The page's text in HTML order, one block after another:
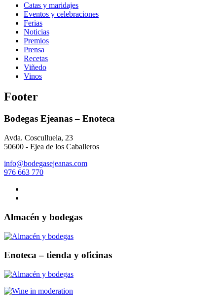
Catas y maridajes
Eventos y celebraciones
Ferias
Noticias
Premios
Prensa
Recetas
Viñedo
Vinos
Footer
Bodegas Ejeanas – Enoteca
Avda. Cosculluela, 23
50600 - Ejea de los Caballeros
info@bodegasejeanas.com
976 663 770
Almacén y bodegas
Enoteca – tienda y oficinas